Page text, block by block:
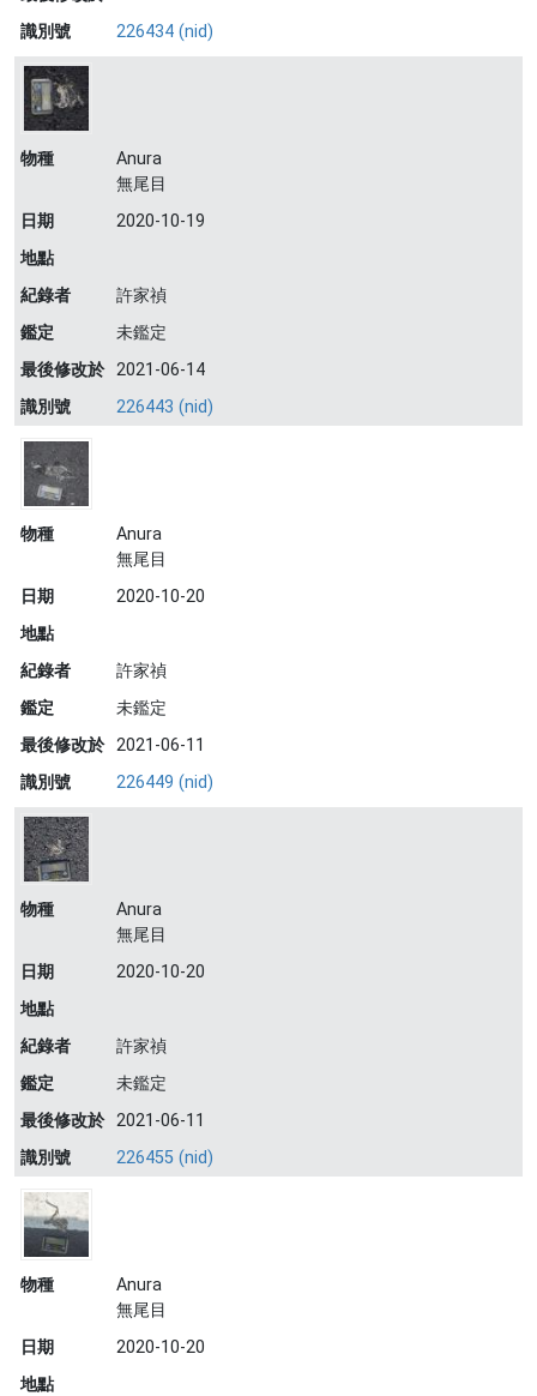
識別號
226434 (nid)
物種
Anura
無尾目
日期
2020-10-19
地點
紀錄者
許家禎
鑑定
未鑑定
最後修改於 2021-06-14
識別號
226443 (nid)
物種
Anura
無尾目
日期
2020-10-20
地點
紀錄者
許家禎
鑑定
未鑑定
最後修改於 2021-06-11
識別號
226449 (nid)
物種
Anura
無尾目
日期
2020-10-20
地點
紀錄者
許家禎
鑑定
未鑑定
最後修改於 2021-06-11
識別號
226455 (nid)
物種
Anura
無尾目
日期
2020-10-20
地點